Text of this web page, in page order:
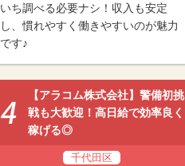
いち調べる必要ナシ！収入も安定
し、慣れやすく働きやすいのが魅力
です♪
【アラコム株式会社】警備初挑
戦も大歓迎！高日給で効率良く
稼げる◎
千代田区